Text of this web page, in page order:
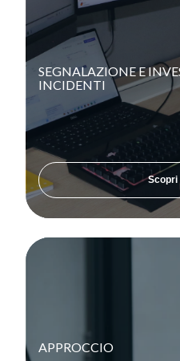
SEGNALAZIONE E
INCIDENTI
Scopri
APPROCCIO